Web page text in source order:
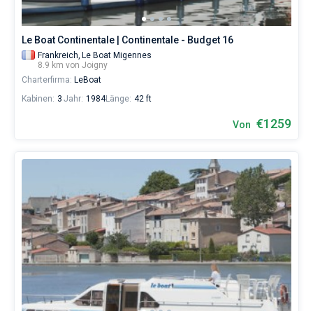
Le Boat Continentale | Continentale - Budget 16
Frankreich, Le Boat Migennes
8.9 km von Joigny
Charterfirma: LeBoat
Kabinen: 3 Jahr: 1984Länge: 42 ft
Von €1259